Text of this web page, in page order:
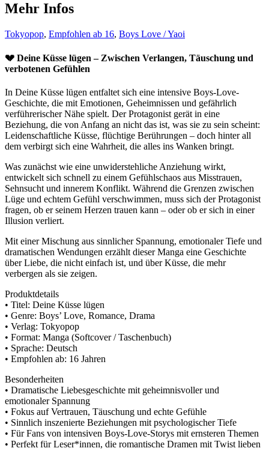
Mehr Infos
Tokyopop, Empfohlen ab 16, Boys Love / Yaoi
💔 Deine Küsse lügen – Zwischen Verlangen, Täuschung und
verbotenen Gefühlen
In Deine Küsse lügen entfaltet sich eine intensive Boys-Love-
Geschichte, die mit Emotionen, Geheimnissen und gefährlich
verführerischer Nähe spielt. Der Protagonist gerät in eine
Beziehung, die von Anfang an nicht das ist, was sie zu sein scheint:
Leidenschaftliche Küsse, flüchtige Berührungen – doch hinter all
dem verbirgt sich eine Wahrheit, die alles ins Wanken bringt.
Was zunächst wie eine unwiderstehliche Anziehung wirkt,
entwickelt sich schnell zu einem Gefühlschaos aus Misstrauen,
Sehnsucht und innerem Konflikt. Während die Grenzen zwischen
Lüge und echtem Gefühl verschwimmen, muss sich der Protagonist
fragen, ob er seinem Herzen trauen kann – oder ob er sich in einer
Illusion verliert.
Mit einer Mischung aus sinnlicher Spannung, emotionaler Tiefe und
dramatischen Wendungen erzählt dieser Manga eine Geschichte
über Liebe, die nicht einfach ist, und über Küsse, die mehr
verbergen als sie zeigen.
Produktdetails
• Titel: Deine Küsse lügen
• Genre: Boys’ Love, Romance, Drama
• Verlag: Tokyopop
• Format: Manga (Softcover / Taschenbuch)
• Sprache: Deutsch
• Empfohlen ab: 16 Jahren
Besonderheiten
• Dramatische Liebesgeschichte mit geheimnisvoller und
emotionaler Spannung
• Fokus auf Vertrauen, Täuschung und echte Gefühle
• Sinnlich inszenierte Beziehungen mit psychologischer Tiefe
• Für Fans von intensiven Boys-Love-Storys mit ernsteren Themen
• Perfekt für Leser*innen, die romantische Dramen mit Twist lieben